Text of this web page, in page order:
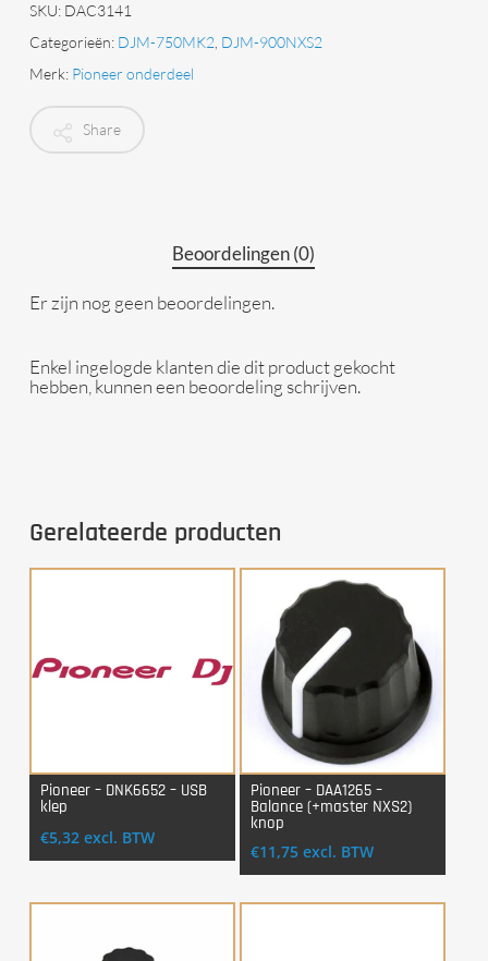
SKU: DAC3141
Categorieën: DJM-750MK2, DJM-900NXS2
Merk: Pioneer onderdeel
Share
Beoordelingen (0)
Er zijn nog geen beoordelingen.
Enkel ingelogde klanten die dit product gekocht
hebben, kunnen een beoordeling schrijven.
Gerelateerde producten
Login Voor Aankoop
Pioneer – DNK6652 – USB
klep
€5,32 excl. BTW
Login Voor Aankoop
Pioneer – DAA1265 –
Balance (+master NXS2)
knop
€11,75 excl. BTW